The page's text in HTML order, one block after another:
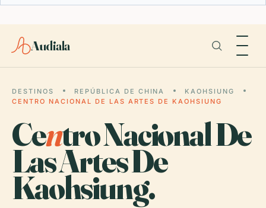
Audiala
DESTINOS REPÚBLICA DE CHINA
KAOHSIUNG
CENTRO NACIONAL DE LAS ARTES DE KAOHSIUNG
Centro Nacional De
Las Artes De
Kaohsiung.